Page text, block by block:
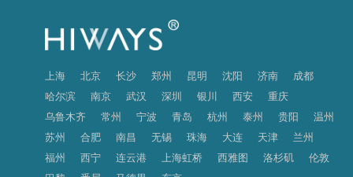
上海 北京 长沙 郑州 昆明 沈阳 济南
成都
哈尔滨
南京 武汉 深圳 银川 西安
重庆
乌鲁木齐
常州 宁波 青岛 杭州 泰州 贵阳
温州
苏州
合肥 南昌 无锡 珠海 大连 天津
兰州
福州
西宁 连云港 上海虹桥 西雅图 洛杉矶
伦敦